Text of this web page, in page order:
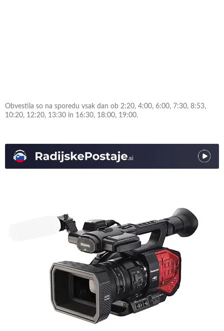
Obvestila so na sporedu vsak dan ob 2:20, 4:00, 6:00, 7:30, 8:53,
10:20, 12:20, 13:30 in 16:30, 18:00, 19:00.